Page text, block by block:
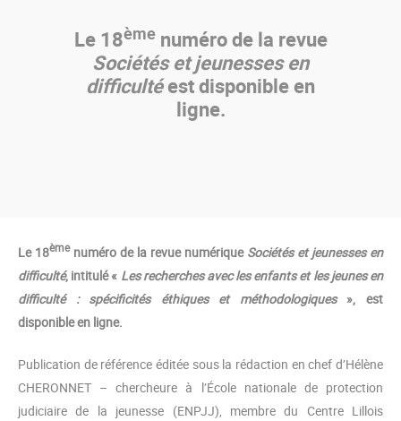
Le 18èmenuméro de la revue
Sociétés et jeunesses en
difficultéest disponible en
ligne.
Le 18èmenuméro de la revue numérique Sociétés et jeunesses en
difficulté, intitulé « Les recherches avec les enfants et les jeunes en
difficulté : spécificités éthiques et méthodologiques», est
disponible en ligne.
Publication de référence éditée sous la rédaction en chef d’Hélène
CHERONNET – chercheure à l’École nationale de protection
judiciaire de la jeunesse (ENPJJ), membre du Centre Lillois